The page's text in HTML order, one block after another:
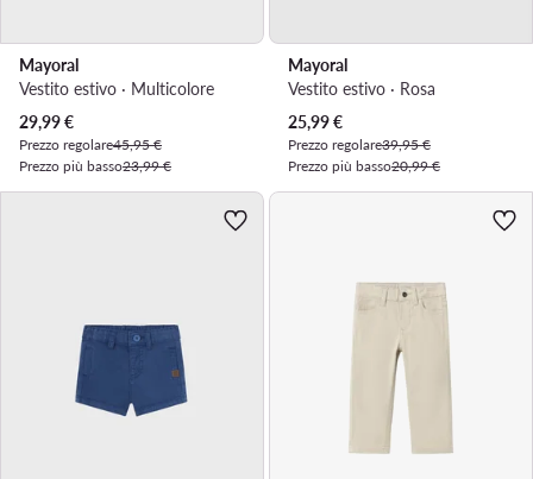
Mayoral
Vestito estivo · Multicolore
Prezzo attuale
29,99€
Prezzo regolare45,95 €
Prezzo più basso23,99 €
Mayoral
Vestito estivo · Rosa
Prezzo attuale
25,99€
Prezzo regolare39,95 €
Prezzo più basso20,99 €